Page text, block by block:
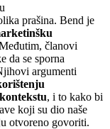
prašina. Bend je
članovi
da se sporna
argumenti
, i to kako bi
koji su dio naše
otvoreno govoriti.